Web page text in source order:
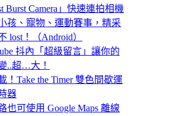
Burst Camera」快速連拍相機
孩、寵物、運動賽事，精采
lost！（Android）
抖內「超級留言」讓你的
..超…大！
！Take the Timer 雙色間歇運
器
也可使用 Google Maps 離線